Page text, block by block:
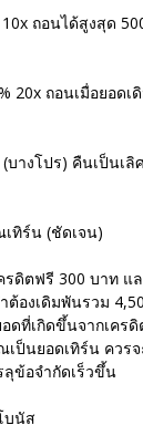
ถอนได้สูงสุด
20x ถอนเมื่อยอด
(บางโปร) คืนเป็นเ
ทิร์น (ชัดเจน)
ดิตฟรี 300 บาท แล
องเดิมพันรวม
ดที่เกิดขึ้นจากเครดิ
ป็นยอดเทิร์น ควรจ
ลุข้อจำกัดเร็วขึ้น
บนัส